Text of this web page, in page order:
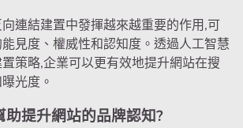
連結建置中發揮越來越重要的作用,可
見度、權威性和認知度。透過人工智慧
策略,企業可以更有效地提升網站在搜
光度。
助提升網站的品牌認知?